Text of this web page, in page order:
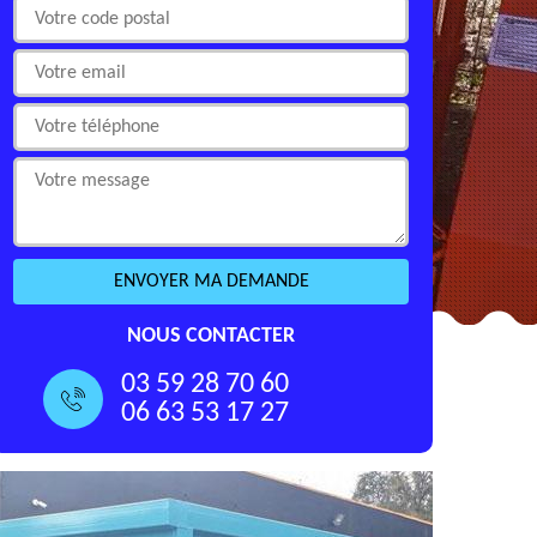
NOUS CONTACTER
03 59 28 70 60
06 63 53 17 27